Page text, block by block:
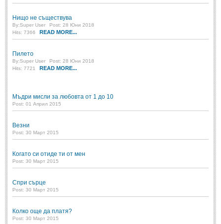
Нищо не съществува
By:Super User
Post: 28 Юни 2018
Hits: 7366
READ MORE...
Пилето
By:Super User
Post: 28 Юни 2018
Hits: 7721
READ MORE...
Мъдри мисли за любовта от 1 до 10
Post: 01 Април 2015
Везни
Post: 30 Март 2015
Когато си отиде ти от мен
Post: 30 Март 2015
Спри сърце
Post: 30 Март 2015
Колко още да платя?
Post: 30 Март 2015